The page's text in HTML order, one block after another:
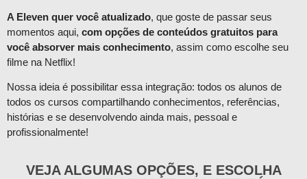
A Eleven quer você atualizado, que goste de passar seus
momentos aqui, com opções de conteúdos gratuitos para
você absorver mais conhecimento, assim como escolhe seu
filme na Netflix!
Nossa ideia é possibilitar essa integração: todos os alunos de
todos os cursos compartilhando conhecimentos, referências,
histórias e se desenvolvendo ainda mais, pessoal e
profissionalmente!
VEJA ALGUMAS OPÇÕES, E ESCOLHA